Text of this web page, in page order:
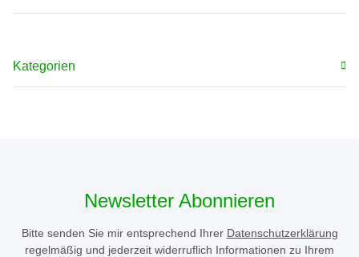
Kategorien
Newsletter Abonnieren
Bitte senden Sie mir entsprechend Ihrer Datenschutzerklärung
regelmäßig und jederzeit widerruflich Informationen zu Ihrem